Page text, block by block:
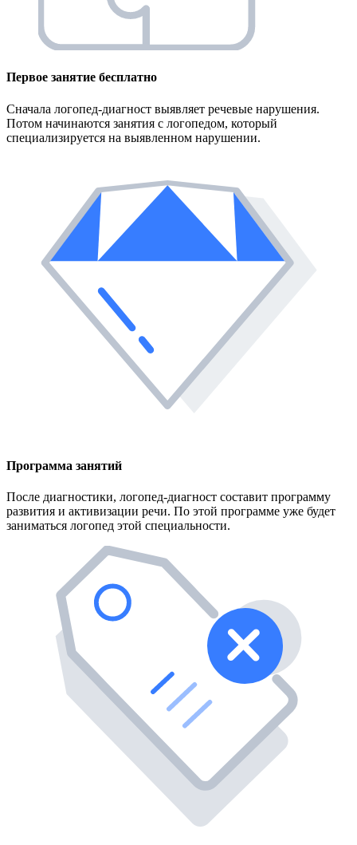
Первое занятие бесплатно
Сначала логопед-диагност выявляет речевые нарушения.
Потом начинаются занятия с логопедом, который
специализируется на выявленном нарушении.
Программа занятий
После диагностики, логопед-диагност составит программу
развития и активизации речи. По этой программе уже будет
заниматься логопед этой специальности.